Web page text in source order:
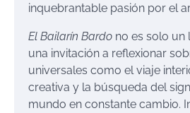
inquebrantable pasión por el
El Bailarín Bardo no es solo un
una invitación a reflexionar
universales como el viaje
creativa y la búsqueda del
mundo en constante cambio.